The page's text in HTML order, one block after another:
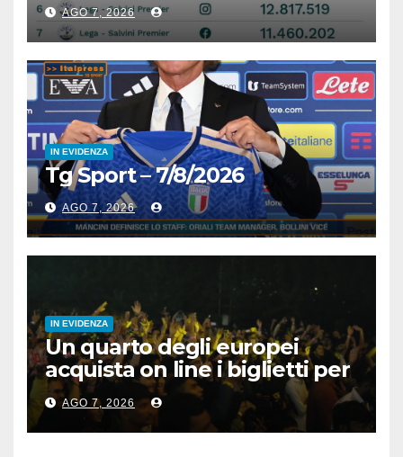
AGO 7, 2026
IN EVIDENZA
Tg Sport – 7/8/2026
AGO 7, 2026
IN EVIDENZA
Un quarto degli europei
acquista on line i biglietti per
gli spettacoli
AGO 7, 2026